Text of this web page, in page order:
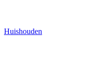
Huishouden